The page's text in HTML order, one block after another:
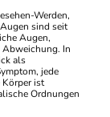
Werden,
sind seit
Augen,
In
als
jede
ist
Ordnungen